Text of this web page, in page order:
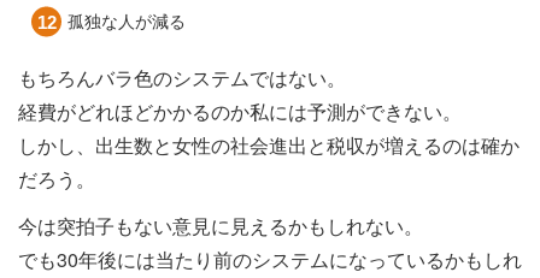
孤独な人が減る
もちろんバラ色のシステムではない。
経費がどれほどかかるのか私には予測ができない。
しかし、出生数と女性の社会進出と税収が増えるのは確か
だろう。
今は突拍子もない意見に見えるかもしれない。
でも30年後には当たり前のシステムになっているかもしれ